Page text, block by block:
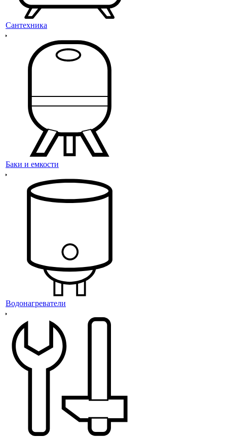
Сантехника
Баки и емкости
Водонагреватели